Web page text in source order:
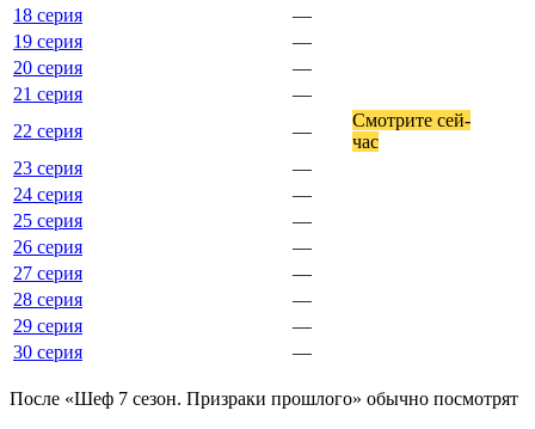
18 серия
—
19 серия
—
20 серия
—
21 серия
—
22 серия
—
Смот­ри­те сей­
час
23 серия
—
24 серия
—
25 серия
—
26 серия
—
27 серия
—
28 серия
—
29 серия
—
30 серия
—
По­сле «Шеф 7 сезон. Призраки прошлого» обыч­но по­смот­рят